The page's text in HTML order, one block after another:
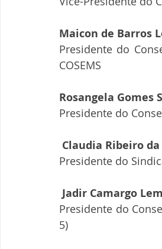
Maicon de Barros
Presidente do
COSEMS
Rosangela Gomes
Presidente do
Claudia Ribeiro
Presidente do
Jadir Camargo
Presidente do
5)